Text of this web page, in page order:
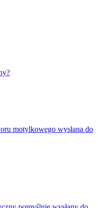
motylkowego wysłana do